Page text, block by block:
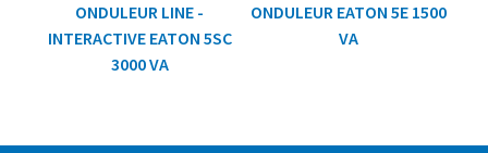
ONDULEUR LINE -
INTERACTIVE EATON 5SC
3000 VA
ONDULEUR EATON 5E 1500
VA